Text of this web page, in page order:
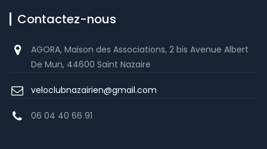
Contactez-nous
AGORA, Maison des Associations, 2 bis Avenue Albert
De Mun, 44600 Saint Nazaire
veloclubnazairien@gmail.com
06 04 40 66 91